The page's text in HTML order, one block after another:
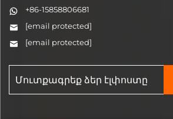
+86-15858806681
[email protected]
[email protected]